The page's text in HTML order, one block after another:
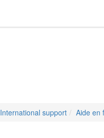
International support Aide en